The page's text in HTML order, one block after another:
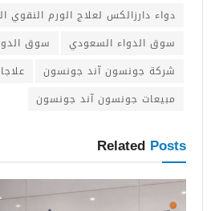
دواء دارزالكس لعلاج الورم النقوي
سوق الدواء السعودي
سوق
شركة جونسون آند جونسون
مبيعات جونسون آند جونسون
Related Posts